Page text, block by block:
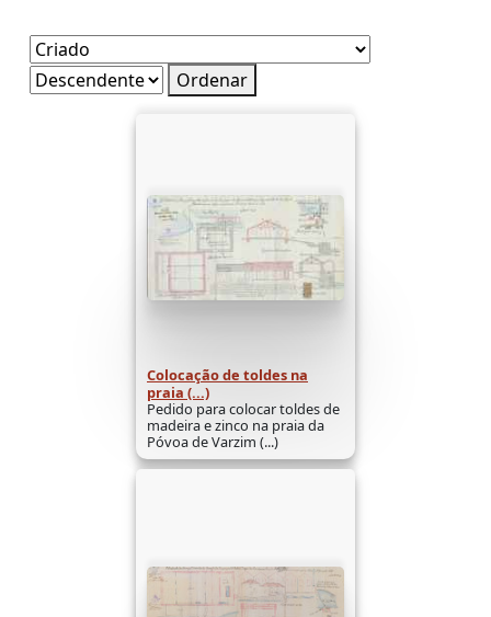
Ordenar
Colocação de toldes na
praia (...)
Pedido para colocar toldes de
madeira e zinco na praia da
Póvoa de Varzim (...)